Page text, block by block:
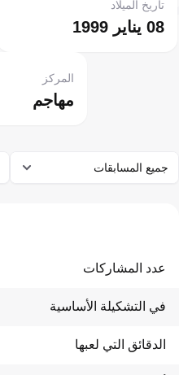
08 يناير 1999
تاريخ الميلاد
مهاجم
المركز
جميع المسابقات
عدد المشاركات
في التشكيلة الأساسية
الدقائق التي لعبها